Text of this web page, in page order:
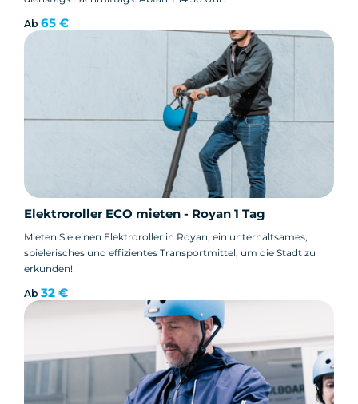
Ab 65 €
Elektroroller ECO mieten - Royan 1 Tag
Mieten Sie einen Elektroroller in Royan, ein unterhaltsames,
spielerisches und effizientes Transportmittel, um die Stadt zu
erkunden!
Ab 32 €